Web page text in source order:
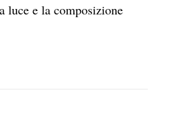
luce e la composizione